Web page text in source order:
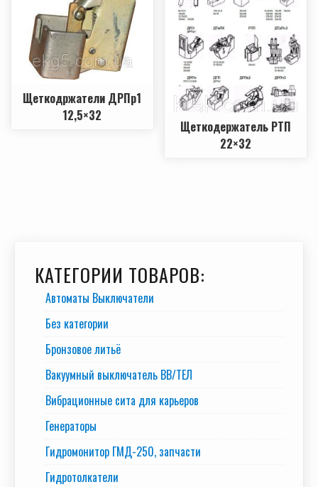
Щеткодржатели ДРПр1
12,5×32
Щеткодержатель РТП
22×32
КАТЕГОРИИ ТОВАРОВ:
Автоматы Выключатели
Без категории
Бронзовое литьё
Вакуумный выключатель BB/TEЛ
Вибрационные сита для карьеров
Генераторы
Гидромонитор ГМД-250, запчасти
Гидротолкатели